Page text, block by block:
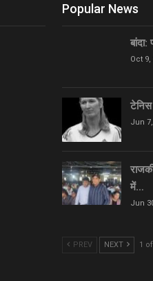
Popular News
Oct 9,
टेनिस
Jun
में…
Jun
PREV NEXT 1